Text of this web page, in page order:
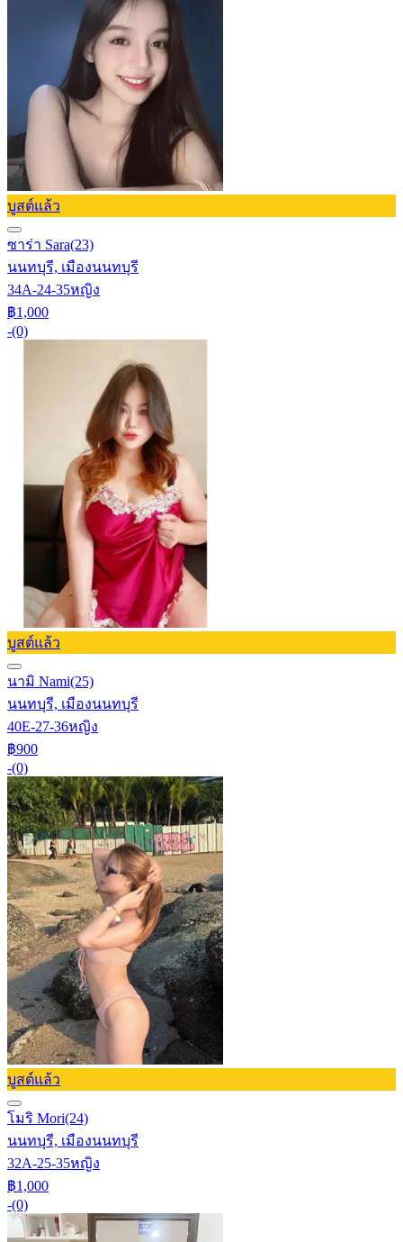
บูสต์แล้ว
ซาร่า Sara(23)
นนทบุรี, เมืองนนทบุรี
34A-24-35หญิง
฿1,000
-(0)
บูสต์แล้ว
นามิ Nami(25)
นนทบุรี, เมืองนนทบุรี
40E-27-36หญิง
฿900
-(0)
บูสต์แล้ว
โมริ Mori(24)
นนทบุรี, เมืองนนทบุรี
32A-25-35หญิง
฿1,000
-(0)